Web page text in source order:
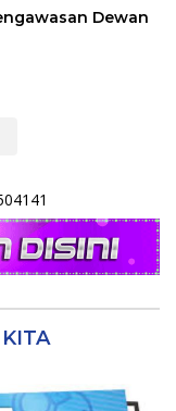
Dewan
0811504141